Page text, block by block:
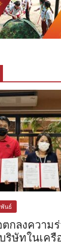
นธ์
กลงความ
ริษัทในเค